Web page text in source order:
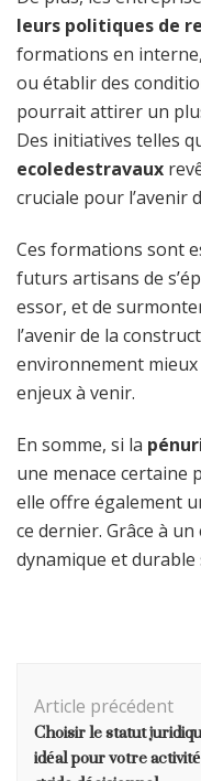
leurs politiques de
formations en
ou établir des
pourrait attirer un
Des initiatives telles
ecoledestravaux
cruciale pour l’avenir
Ces formations sont
futurs artisans de
essor, et de
l’avenir de la
environnement
enjeux à venir.
En somme, si la
une menace certaine
elle offre également
ce dernier. Grâce à
dynamique et durable
d'article
Article précédent
Choisir le statut
idéal pour votre